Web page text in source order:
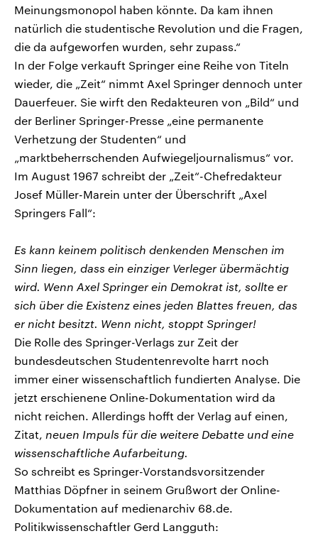
Meinungsmonopol haben könnte. Da kam ihnen
natürlich die studentische Revolution und die Fragen,
die da aufgeworfen wurden, sehr zupass.“
In der Folge verkauft Springer eine Reihe von Titeln
wieder, die „Zeit“ nimmt Axel Springer dennoch unter
Dauerfeuer. Sie wirft den Redakteuren von „Bild“ und
der Berliner Springer-Presse „eine permanente
Verhetzung der Studenten“ und
„marktbeherrschenden Aufwiegeljournalismus“ vor.
Im August 1967 schreibt der „Zeit“-Chefredakteur
Josef Müller-Marein unter der Überschrift „Axel
Springers Fall“:
Es kann keinem politisch denkenden Menschen im
Sinn liegen, dass ein einziger Verleger übermächtig
wird. Wenn Axel Springer ein Demokrat ist, sollte er
sich über die Existenz eines jeden Blattes freuen, das
er nicht besitzt. Wenn nicht, stoppt Springer!
Die Rolle des Springer-Verlags zur Zeit der
bundesdeutschen Studentenrevolte harrt noch
immer einer wissenschaftlich fundierten Analyse. Die
jetzt erschienene Online-Dokumentation wird da
nicht reichen. Allerdings hofft der Verlag auf einen,
Zitat, neuen Impuls für die weitere Debatte und eine
wissenschaftliche Aufarbeitung.
So schreibt es Springer-Vorstandsvorsitzender
Matthias Döpfner in seinem Grußwort der Online-
Dokumentation auf medienarchiv 68.de.
Politikwissenschaftler Gerd Langguth: